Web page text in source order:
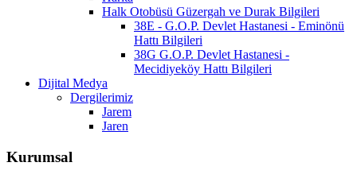
Halk Otobüsü Güzergah ve Durak Bilgileri
38E - G.O.P. Devlet Hastanesi - Eminönü
Hattı Bilgileri
38G G.O.P. Devlet Hastanesi -
Mecidiyeköy Hattı Bilgileri
Dijital Medya
Dergilerimiz
Jarem
Jaren
Kurumsal